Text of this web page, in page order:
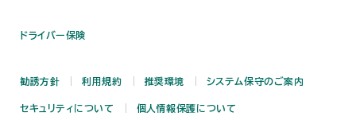
ドライバー保険
勧誘方針 利用規約 推奨環境 システム保守のご案内
セキュリティについて 個人情報保護について